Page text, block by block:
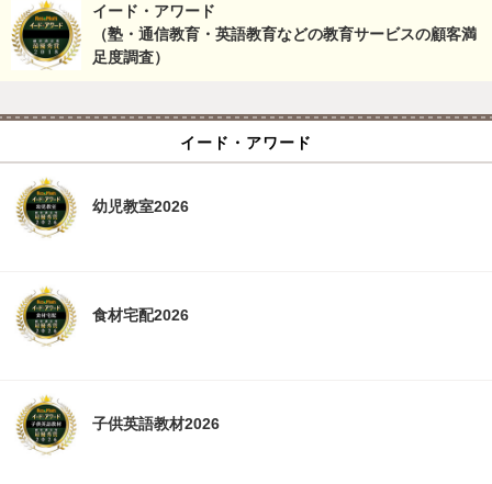
イード・アワード
（塾・通信教育・英語教育などの教育サービスの顧客満
足度調査）
イード・アワード
幼児教室2026
食材宅配2026
子供英語教材2026